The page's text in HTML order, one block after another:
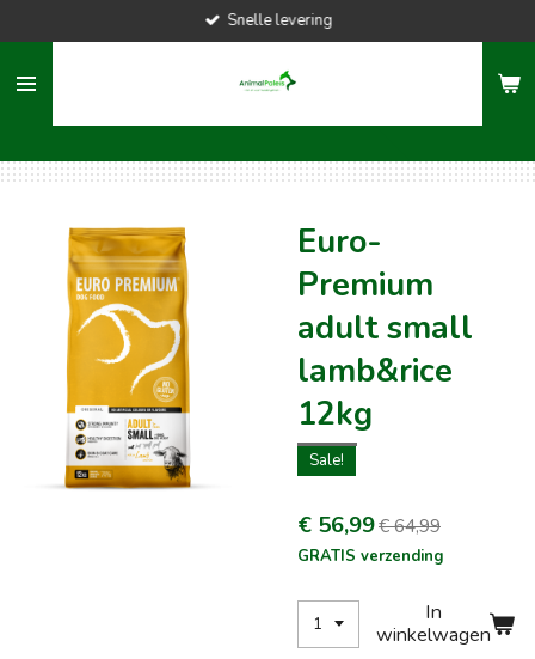
naar
hoofdinhoud
Snelle levering
Euro-
Premium
adult small
lamb&rice
12kg
Sale!
€ 56,99€ 64,99
GRATIS verzending
In
winkelwagen